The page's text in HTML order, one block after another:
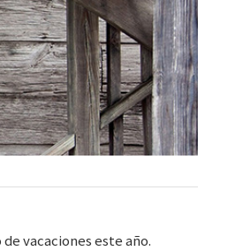
vacaciones este año.